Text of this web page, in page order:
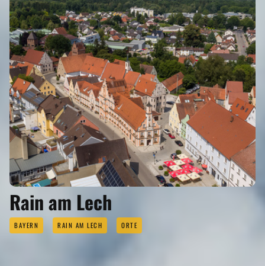
Rain am Lech
BAYERN RAIN AM LECH ORTE